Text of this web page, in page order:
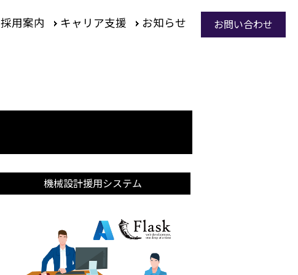
採用案内 キャリア支援 お知らせ お問い合わせ
機械設計援用システム